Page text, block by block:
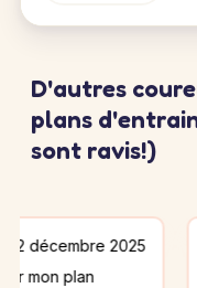
D'autres
plans
sont ravis!)
2025
Yannick
Je